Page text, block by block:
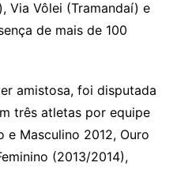
Via Vôlei (Tramandaí) e
de mais de 100
amistosa, foi disputada
três atletas por equipe
e Masculino 2012, Ouro
(2013/2014),